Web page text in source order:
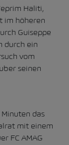
Haliti,
im höheren
Guiseppe
durch ein
vom
seinen
das
mit einem
FC AMAG